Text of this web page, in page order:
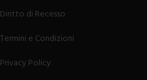
Diritto di Recesso
Termini e Condizioni
Privacy Policy